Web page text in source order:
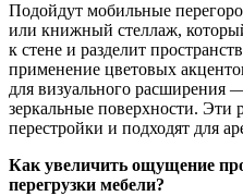
Подойдут мобильные
или книжный стеллаж,
к стене и разделит
применение цветовых
для визуального расширения
зеркальные поверхности. Эти
перестройки и подходят для
Как увеличить ощущение
перегрузки мебели?